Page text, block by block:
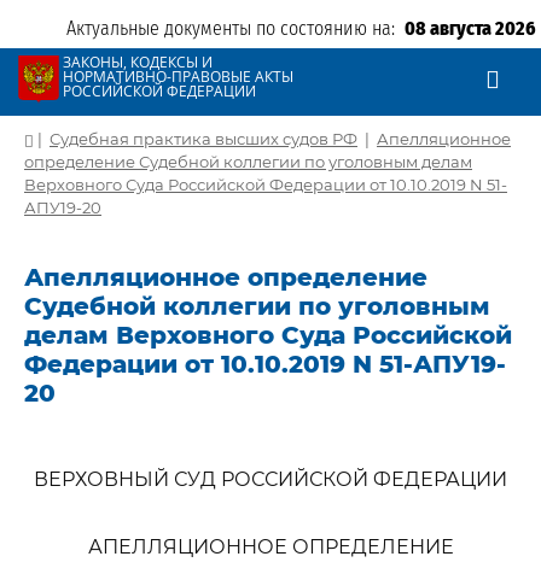
Актуальные документы по состоянию на: 08 августа 2026
ЗАКОНЫ, КОДЕКСЫ И
НОРМАТИВНО-ПРАВОВЫЕ АКТЫ
РОССИЙСКОЙ ФЕДЕРАЦИИ
| Судебная практика высших судов РФ | Апелляционное
определение Судебной коллегии по уголовным делам
Верховного Суда Российской Федерации от 10.10.2019 N 51-
АПУ19-20
Апелляционное определение
Судебной коллегии по уголовным
делам Верховного Суда Российской
Федерации от 10.10.2019 N 51-АПУ19-
20
ВЕРХОВНЫЙ СУД РОССИЙСКОЙ ФЕДЕРАЦИИ
АПЕЛЛЯЦИОННОЕ ОПРЕДЕЛЕНИЕ